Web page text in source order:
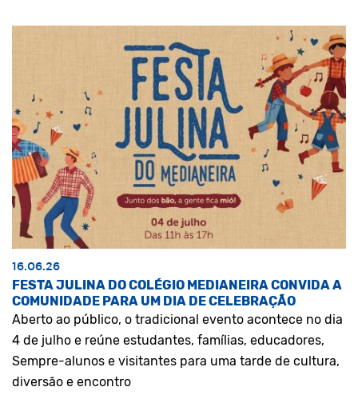
16.06.26
FESTA JULINA DO COLÉGIO MEDIANEIRA CONVIDA A
COMUNIDADE PARA UM DIA DE CELEBRAÇÃO
Aberto ao público, o tradicional evento acontece no dia
4 de julho e reúne estudantes, famílias, educadores,
Sempre-alunos e visitantes para uma tarde de cultura,
diversão e encontro